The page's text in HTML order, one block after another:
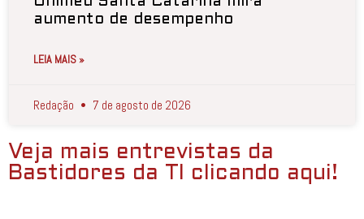
aumento de desempenho
LEIA MAIS »
Redação 7 de agosto de 2026
Veja mais entrevistas da
Bastidores da TI clicando aqui!